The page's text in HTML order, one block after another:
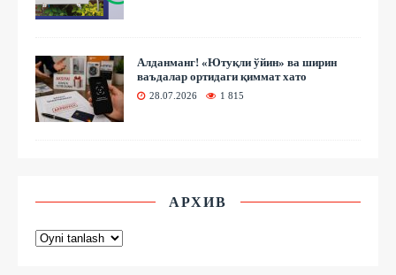
Алданманг! «Ютуқли ўйин» ва ширин
ваъдалар ортидаги қиммат хато
28.07.2026 1 815
АРХИВ